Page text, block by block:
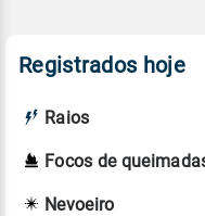
Registrados hoje
Raios
Focos de
Nevoeiro